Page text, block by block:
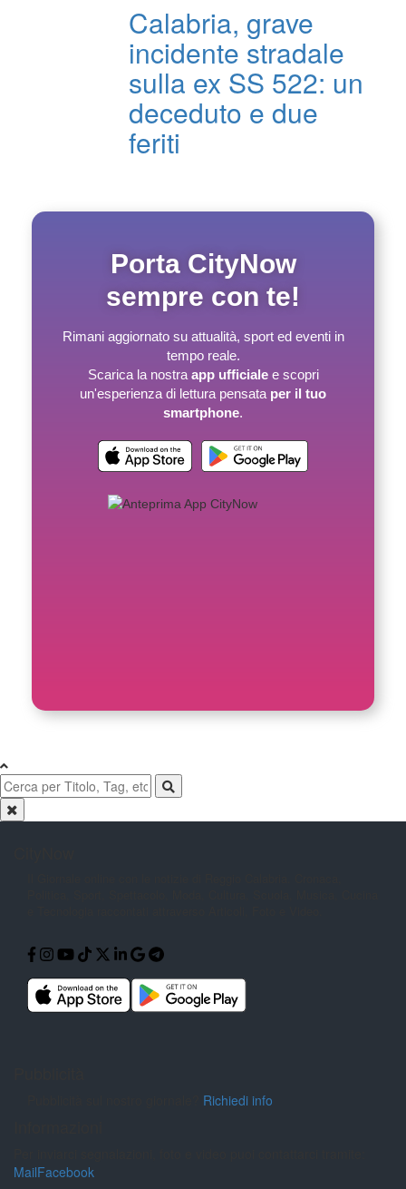
Calabria, grave
incidente stradale
sulla ex SS 522: un
deceduto e due
feriti
Porta CityNow
sempre con te!
Rimani aggiornato su attualità, sport ed eventi in
tempo reale.
Scarica la nostra app ufficialee scopri
un'esperienza di lettura pensata per il tuo
smartphone.
Richiedi info
MailFacebook